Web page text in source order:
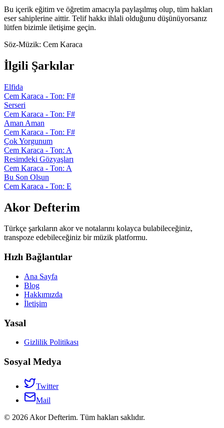
Bu içerik eğitim ve öğretim amacıyla paylaşılmış olup, tüm hakları
eser sahiplerine aittir. Telif hakkı ihlali olduğunu düşünüyorsanız
lütfen bizimle iletişime geçin.
Söz-Müzik: Cem Karaca
İlgili Şarkılar
Elfida
Cem Karaca - Ton: F#
Serseri
Cem Karaca - Ton: F#
Aman Aman
Cem Karaca - Ton: F#
Çok Yorgunum
Cem Karaca - Ton: A
Resimdeki Gözyaşları
Cem Karaca - Ton: A
Bu Son Olsun
Cem Karaca - Ton: E
Akor Defterim
Türkçe şarkıların akor ve notalarını kolayca bulabileceğiniz,
transpoze edebileceğiniz bir müzik platformu.
Hızlı Bağlantılar
Ana Sayfa
Blog
Hakkımızda
İletişim
Yasal
Gizlilik Politikası
Sosyal Medya
Twitter
Mail
© 2026 Akor Defterim. Tüm hakları saklıdır.